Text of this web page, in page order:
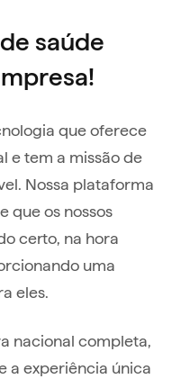
saúde
que oferece
e tem a missão de
Nossa plataforma
que os nossos
certo, na hora
uma
eles.
nacional completa,
a experiência única